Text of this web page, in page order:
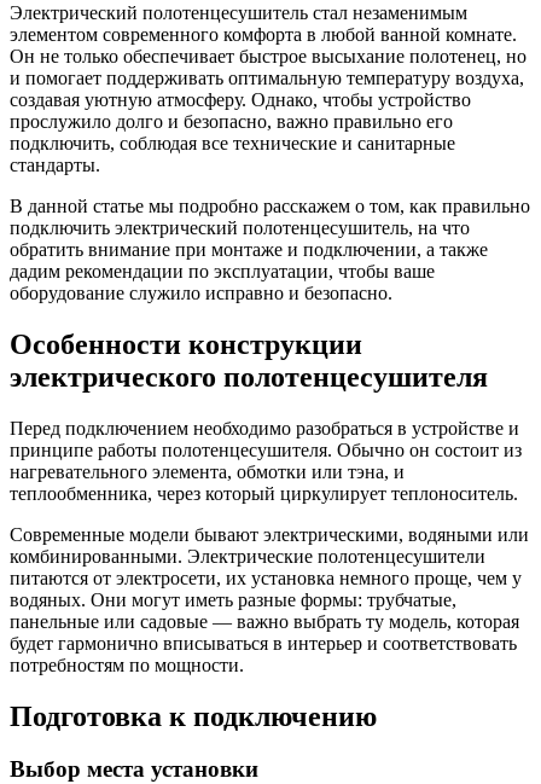
Электрический полотенцесушитель стал незаменимым
элементом современного комфорта в любой ванной комнате.
Он не только обеспечивает быстрое высыхание полотенец, но
и помогает поддерживать оптимальную температуру воздуха,
создавая уютную атмосферу. Однако, чтобы устройство
прослужило долго и безопасно, важно правильно его
подключить, соблюдая все технические и санитарные
стандарты.
В данной статье мы подробно расскажем о том, как правильно
подключить электрический полотенцесушитель, на что
обратить внимание при монтаже и подключении, а также
дадим рекомендации по эксплуатации, чтобы ваше
оборудование служило исправно и безопасно.
Особенности конструкции
электрического полотенцесушителя
Перед подключением необходимо разобраться в устройстве и
принципе работы полотенцесушителя. Обычно он состоит из
нагревательного элемента, обмотки или тэна, и
теплообменника, через который циркулирует теплоноситель.
Современные модели бывают электрическими, водяными или
комбинированными. Электрические полотенцесушители
питаются от электросети, их установка немного проще, чем у
водяных. Они могут иметь разные формы: трубчатые,
панельные или садовые — важно выбрать ту модель, которая
будет гармонично вписываться в интерьер и соответствовать
потребностям по мощности.
Подготовка к подключению
Выбор места установки